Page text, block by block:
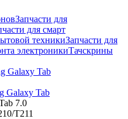
Запчасти для
для смарт
техникиЗапчасти для
электроникиТачскрины
Galaxy Tab
Galaxy Tab
7.0
T211